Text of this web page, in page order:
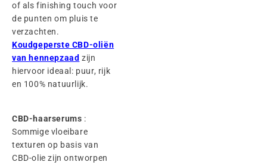
of als finishing touch voor
de punten om pluis te
verzachten.
Koudgeperste CBD-oliën
van hennepzaad zijn
hiervoor ideaal: puur, rijk
en 100% natuurlijk.
CBD-haarserums :
Sommige vloeibare
texturen op basis van
CBD-olie zijn ontworpen